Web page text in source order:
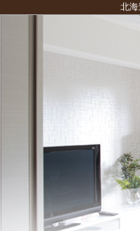
北海